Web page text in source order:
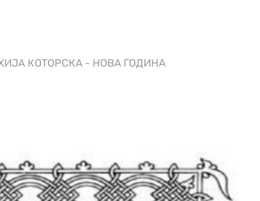
КОТОРСКА - НОВА ГОДИНА